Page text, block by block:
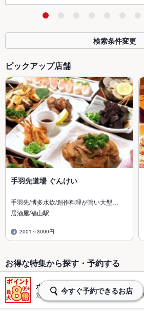
検索条件変更
ピックアップ店舗
手羽先道場 ぐんけい
手羽先/博多水炊/創作料理が旨い大型…
居酒屋/福山駅
2001～3000円
お得な特集から探す・予約する
ポイントプラスで最大8倍
対象日時のネット予約でポイントが最
今すぐ予約できるお店